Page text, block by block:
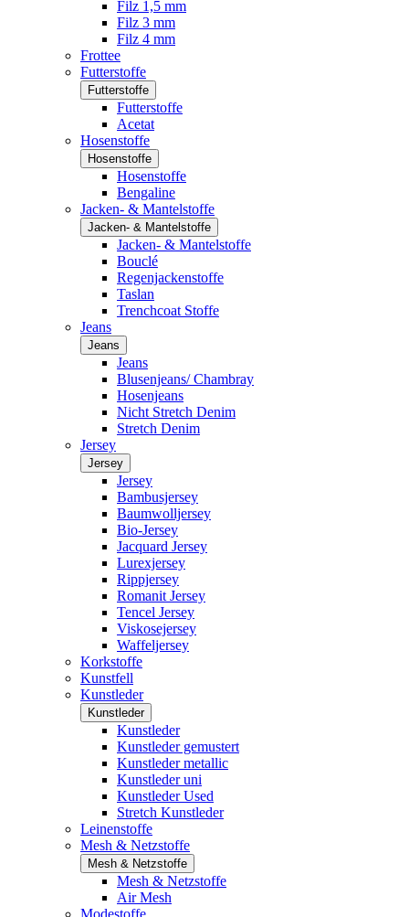
Filz 1,5 mm
Filz 3 mm
Filz 4 mm
Frottee
Futterstoffe
Futterstoffe
Futterstoffe
Acetat
Hosenstoffe
Hosenstoffe
Hosenstoffe
Bengaline
Jacken- & Mantelstoffe
Jacken- & Mantelstoffe
Jacken- & Mantelstoffe
Bouclé
Regenjackenstoffe
Taslan
Trenchcoat Stoffe
Jeans
Jeans
Jeans
Blusenjeans/ Chambray
Hosenjeans
Nicht Stretch Denim
Stretch Denim
Jersey
Jersey
Jersey
Bambusjersey
Baumwolljersey
Bio-Jersey
Jacquard Jersey
Lurexjersey
Rippjersey
Romanit Jersey
Tencel Jersey
Viskosejersey
Waffeljersey
Korkstoffe
Kunstfell
Kunstleder
Kunstleder
Kunstleder
Kunstleder gemustert
Kunstleder metallic
Kunstleder uni
Kunstleder Used
Stretch Kunstleder
Leinenstoffe
Mesh & Netzstoffe
Mesh & Netzstoffe
Mesh & Netzstoffe
Air Mesh
Modestoffe